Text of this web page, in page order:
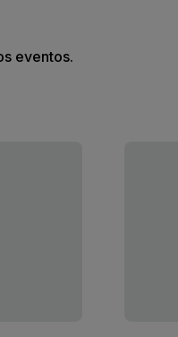
eventos.